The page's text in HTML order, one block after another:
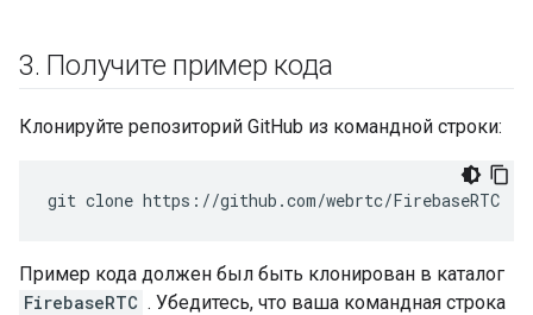
3. Получите пример кода
Клонируйте репозиторий GitHub из командной строки:
git clone
Пример кода должен был быть клонирован в каталог
FirebaseRTC . Убедитесь, что ваша командная строка